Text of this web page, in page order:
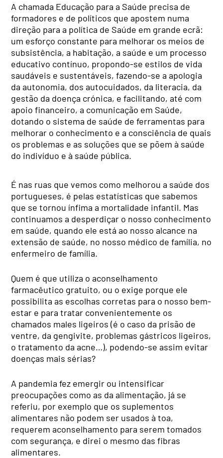
A chamada Educação para a Saúde precisa de
formadores e de políticos que apostem numa
direção para a política de Saúde em grande ecrã:
um esforço constante para melhorar os meios de
subsistência, a habitação, a saúde e um processo
educativo contínuo, propondo-se estilos de vida
saudáveis e sustentáveis, fazendo-se a apologia
da autonomia, dos autocuidados, da literacia, da
gestão da doença crónica, e facilitando, até com
apoio financeiro, a comunicação em Saúde,
dotando o sistema de saúde de ferramentas para
melhorar o conhecimento e a consciência de quais
os problemas e as soluções que se põem à saúde
do indivíduo e à saúde pública.
É nas ruas que vemos como melhorou a saúde dos
portugueses, é pelas estatísticas que sabemos
que se tornou ínfima a mortalidade infantil. Mas
continuamos a desperdiçar o nosso conhecimento
em saúde, quando ele está ao nosso alcance na
extensão de saúde, no nosso médico de família, no
enfermeiro de família.
Quem é que utiliza o aconselhamento
farmacêutico gratuito, ou o exige porque ele
possibilita as escolhas corretas para o nosso bem-
estar e para tratar convenientemente os
chamados males ligeiros (é o caso da prisão de
ventre, da gengivite, problemas gástricos ligeiros,
o tratamento da acne…), podendo-se assim evitar
doenças mais sérias?
A pandemia fez emergir ou intensificar
preocupações como as da alimentação, já se
referiu, por exemplo que os suplementos
alimentares não podem ser usados à toa,
requerem aconselhamento para serem tomados
com segurança, e direi o mesmo das fibras
alimentares.